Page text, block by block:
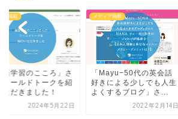
ア掲載
代の英会話
による少しでも人生
するブログ」さ...
2022年2月14日
メディア掲載
「ツナガル」さんにワー
ルドトークを紹介いただ
きました
2023年3月9日